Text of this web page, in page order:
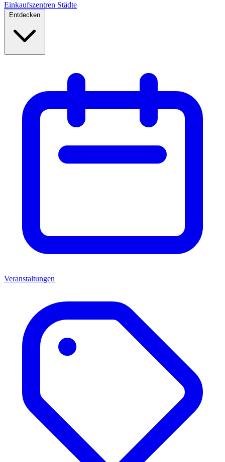
Einkaufszentren Städte
Entdecken
Veranstaltungen